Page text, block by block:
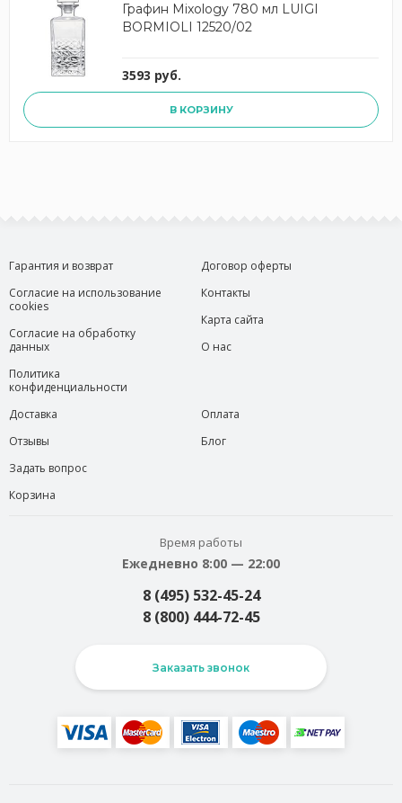
Графин Mixology 780 мл LUIGI
BORMIOLI 12520/02
3593 руб.
В КОРЗИНУ
Гарантия и возврат
Согласие на использование
cookies
Согласие на обработку
данных
Политика
конфиденциальности
Договор оферты
Контакты
Карта сайта
О нас
Доставка
Отзывы
Задать вопрос
Корзина
Оплата
Блог
Время работы
Ежедневно 8:00 — 22:00
8 (495) 532-45-24
8 (800) 444-72-45
Заказать звонок